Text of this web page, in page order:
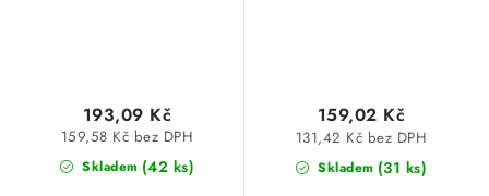
Skladem (42 ks)
159,58 Kč bez DPH
193,09 Kč
Skladem (31 ks)
131,42 Kč bez DPH
159,02 Kč